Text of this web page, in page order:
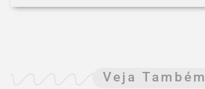
Veja Também